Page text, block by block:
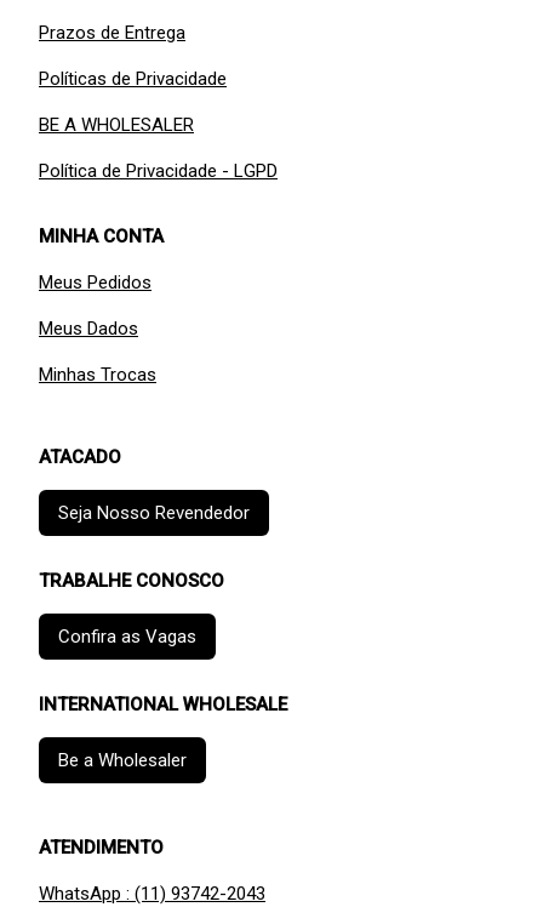
Prazos de Entrega
Políticas de Privacidade
BE A WHOLESALER
Política de Privacidade - LGPD
MINHA CONTA
Meus Pedidos
Meus Dados
Minhas Trocas
ATACADO
Seja Nosso Revendedor
TRABALHE CONOSCO
Confira as Vagas
INTERNATIONAL WHOLESALE
Be a Wholesaler
ATENDIMENTO
WhatsApp : (11) 93742-2043